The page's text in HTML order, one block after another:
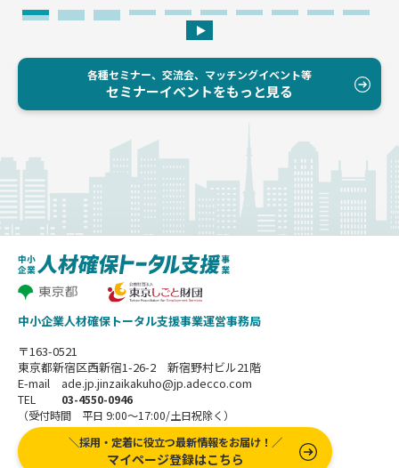
各種セミナー、交流会、マッチングイベント等
セミナーイベントをもっと見る
中小企業人材確保トータル支援事業運営事務局
〒163-0521
東京都新宿区西新宿1-26-2 新宿野村ビル21階
E-mail ade.jp.jinzaikakuho@jp.adecco.com
TEL
03-4550-0946
（受付時間 平日 9:00～17:00/土日祝除く）
＼採用・定着に役立つ最新情報をお届け！／
マイページ登録はこちら